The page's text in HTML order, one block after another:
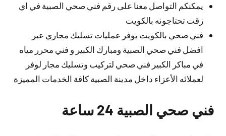
يمكنكم التواصل معنا على رقم فني صحي الصبية في اي
زقت تحتاجونه بالكويت
فني صحي بالكويت يوفر عمليات تسليك مجاري عبر
افضل فني صحي الصبية ومبارك الكبير و فني محرر مياه
في مباكر الكبير فني صحي لتركيب وتسليك مجار لوفر
لعملائه الأعزاء داخل مدينة الصبية كافة الخدمات المميزة
فني صحي الصبية 24 ساعة